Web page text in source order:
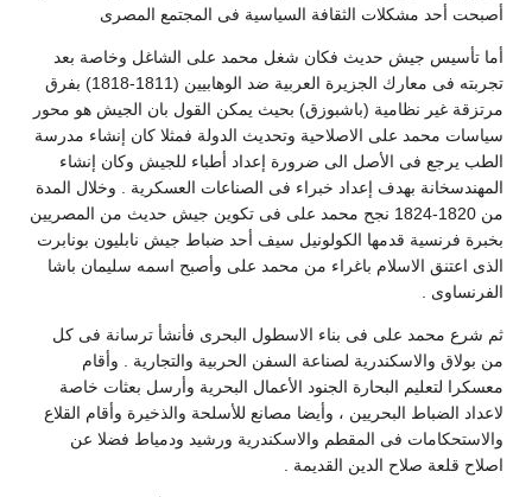
أصبحت أحد مشكلات الثقافة السياسية فى المجتمع المصرى
أما تأسيس جيش حديث فكان شغل محمد على الشاغل وخاصة بعد
تجربته فى معارك الجزيرة العربية ضد الوهابيين (1811-1818) بفرق
مرتزقة غير نظامية (باشبوزق) بحيث يمكن القول بان الجيش هو محور
سياسات محمد على الاصلاحية وتحديث الدولة فمثلا كان إنشاء مدرسة
الطب يرجع فى الأصل الى ضرورة إعداد أطباء للجيش وكان إنشاء
المهندسخانة بهدف إعداد خبراء فى الصناعات العسكرية . وخلال المدة
من 1820-1824 نجح محمد على فى تكوين جيش حديث من المصريين
بخبرة فرنسية قدمها الكولونيل سيف أحد ضباط جيش نابليون بونابرت
الذى اعتنق الاسلام باغراء من محمد على وأصبح اسمه سليمان باشا
الفرنساوى .
ثم شرع محمد على فى بناء الاسطول البحرى فأنشأ ترسانة فى كل
من بولاق والاسكندرية لصناعة السفن الحربية والتجارية . وأقام
معسكرا لتعليم البحارة الجنود الأعمال البحرية وأرسل بعثات خاصة
لاعداد الضباط البحريين ، وأيضا مصانع للأسلحة والذخيرة وأقام القلاع
والاستحكامات فى المقطم والاسكندرية ورشيد ودمياط فضلا عن
اصلاح قلعة صلاح الدين القديمة .